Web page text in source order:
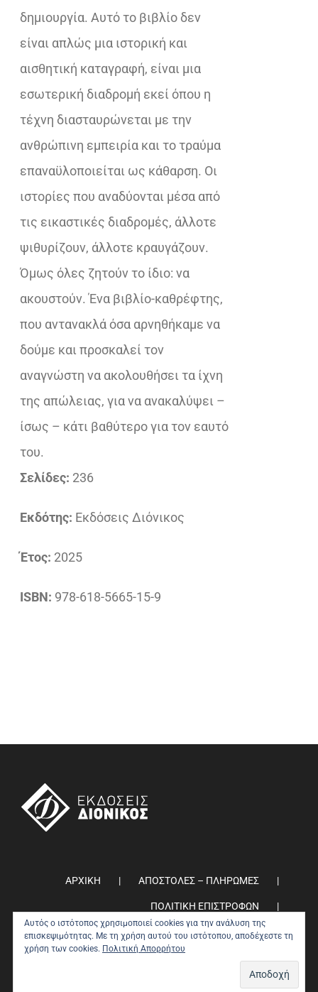
δημιουργία. Αυτό το βιβλίο δεν
είναι απλώς μια ιστορική και
αισθητική καταγραφή, είναι μια
εσωτερική διαδρομή εκεί όπου η
τέχνη διασταυρώνεται με την
ανθρώπινη εμπειρία και το τραύμα
επαναϋλοποιείται ως κάθαρση. Οι
ιστορίες που αναδύονται μέσα από
τις εικαστικές διαδρομές, άλλοτε
ψιθυρίζουν, άλλοτε κραυγάζουν.
Όμως όλες ζητούν το ίδιο: να
ακουστούν. Ένα βιβλίο-καθρέφτης,
που αντανακλά όσα αρνηθήκαμε να
δούμε και προσκαλεί τον
αναγνώστη να ακολουθήσει τα ίχνη
της απώλειας, για να ανακαλύψει –
ίσως – κάτι βαθύτερο για τον εαυτό
του.
Σελίδες: 236
Εκδότης: Εκδόσεις Διόνικος
Έτος: 2025
ISBN: 978-618-5665-15-9
ΑΡΧΙΚΗ ΑΠΟΣΤΟΛΕΣ – ΠΛΗΡΩΜΕΣ
ΠΟΛΙΤΙΚΗ ΕΠΙΣΤΡΟΦΩΝ
ΠΟΛΙΤΙΚΗ ΑΠΟΡΡΗΤΟΥ 0
Αυτός ο ιστότοπος χρησιμοποιεί cookies για την ανάλυση της
επισκεψιμότητας. Με τη χρήση αυτού του ιστότοπου, αποδέχεστε τη
χρήση των cookies. Πολιτική Απορρήτου